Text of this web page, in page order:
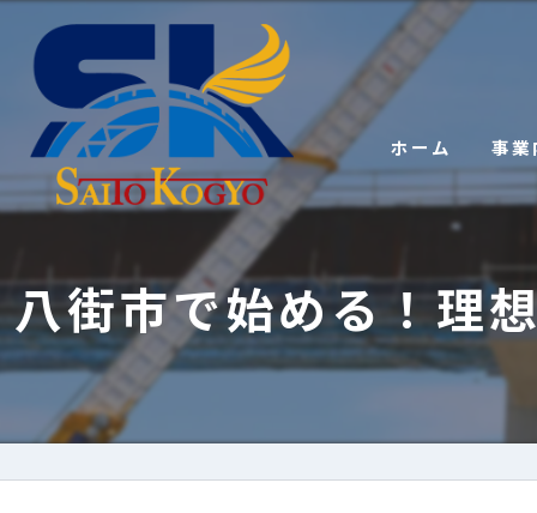
ホーム 事業
八街市で始める！理